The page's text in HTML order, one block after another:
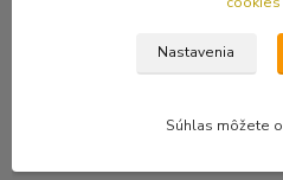
Nastavenia
Súhlas môžete